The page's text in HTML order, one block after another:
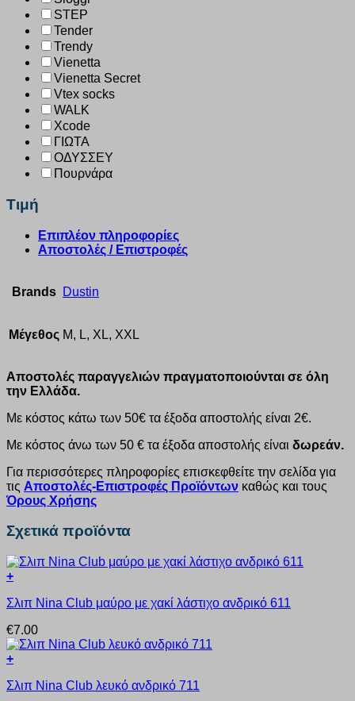
STEP
Tender
Trendy
Vienetta
Vienetta Secret
Vtex socks
WALK
Xcode
ΓΙΩΤΑ
ΟΔΥΣΣΕΥ
Πουρνάρα
Τιμή
Επιπλέον πληροφορίες
Αποστολές / Επιστροφές
Brands Dustin
Μέγεθος M, L, XL, XXL
Αποστολές παραγγελιών πραγματοποιούνται σε όλη
την Ελλάδα.
Με κόστος κάτω των 50€ τα έξοδα αποστολής είναι 2€.
Με κόστος άνω των 50 € τα έξοδα αποστολής είναι δωρεάν.
Για περισσότερες πληροφορίες επισκεφθείτε την σελίδα για
τις Αποστολές-Επιστροφές Προϊόντων καθώς και τους
Όρους Χρήσης
Σχετικά προϊόντα
+
το
έχει
πολλαπλές
παραλλαγές.
επιλογές
Σλιπ Nina Club μαύρο με χακί λάστιχο ανδρικό 611
€7.00
+
το
Σλιπ Nina Club λευκό ανδρικό 711